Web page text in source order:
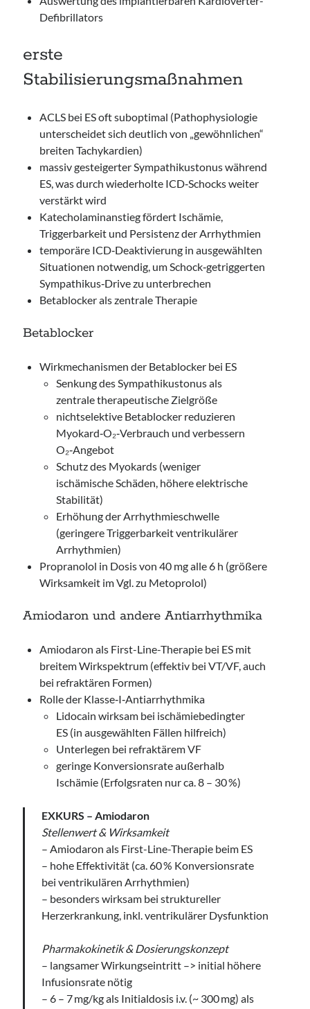
Defibrillators
erste
Stabilisierungsmaßnahmen
ACLS bei ES oft suboptimal (Pathophysiologie
unterscheidet sich deutlich von „gewöhnlichen“
breiten Tachykardien)
massiv gesteigerter Sympathikustonus während
ES, was durch wiederholte ICD‑Schocks weiter
verstärkt wird
Katecholaminanstieg fördert Ischämie,
Triggerbarkeit und Persistenz der Arrhythmien
temporäre ICD‑Deaktivierung in ausgewählten
Situationen notwendig, um Schock‑getriggerten
Sympathikus‑Drive zu unterbrechen
Betablocker als zentrale Therapie
Betablocker
Wirkmechanismen der Betablocker bei ES
Senkung des Sympathikustonus als
zentrale therapeutische Zielgröße
nichtselektive Betablocker reduzieren
Myokard‑O₂‑Verbrauch und verbessern
O₂‑Angebot
Schutz des Myokards (weniger
ischämische Schäden, höhere elektrische
Stabilität)
Erhöhung der Arrhythmieschwelle
(geringere Triggerbarkeit ventrikulärer
Arrhythmien)
Propranolol in Dosis von 40 mg alle 6 h (größere
Wirksamkeit im Vgl. zu Metoprolol)
Amiodaron und andere Antiarrhythmika
Amiodaron als First-Line-Therapie bei ES mit
breitem Wirkspektrum (effektiv bei VT/VF, auch
bei refraktären Formen)
Rolle der Klasse‑I‑Antiarrhythmika
Lidocain wirksam bei ischämiebedingter
ES (in ausgewählten Fällen hilfreich)
Unterlegen bei refraktärem VF
geringe Konversionsrate außerhalb
Ischämie (Erfolgsraten nur ca. 8 – 30 %)
EXKURS – Amiodaron
Stellenwert & Wirksamkeit
– Amiodaron als First-Line-Therapie beim ES
– hohe Effektivität (ca. 60 % Konversionsrate
bei ventrikulären Arrhythmien)
– besonders wirksam bei struktureller
Herzerkrankung, inkl. ventrikulärer Dysfunktion
Pharmakokinetik & Dosierungskonzept
– langsamer Wirkungseintritt –> initial höhere
Infusionsrate nötig
– 6 – 7 mg/kg als Initialdosis i.v. (~ 300 mg) als